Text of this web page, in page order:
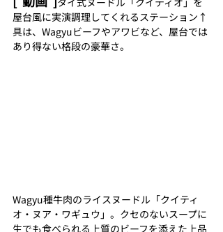
屋台風に実演調理してくれるステーション↑
具は、Wagyuビーフやアワビなど、屋台では
あり得ない格段の豪華さ。
Wagyu種牛肉のライスヌードル「クイティ
オ・ヌア・ワギュウ」。クセのないスープに
生でも食べられる上質のビーフを添えた上品